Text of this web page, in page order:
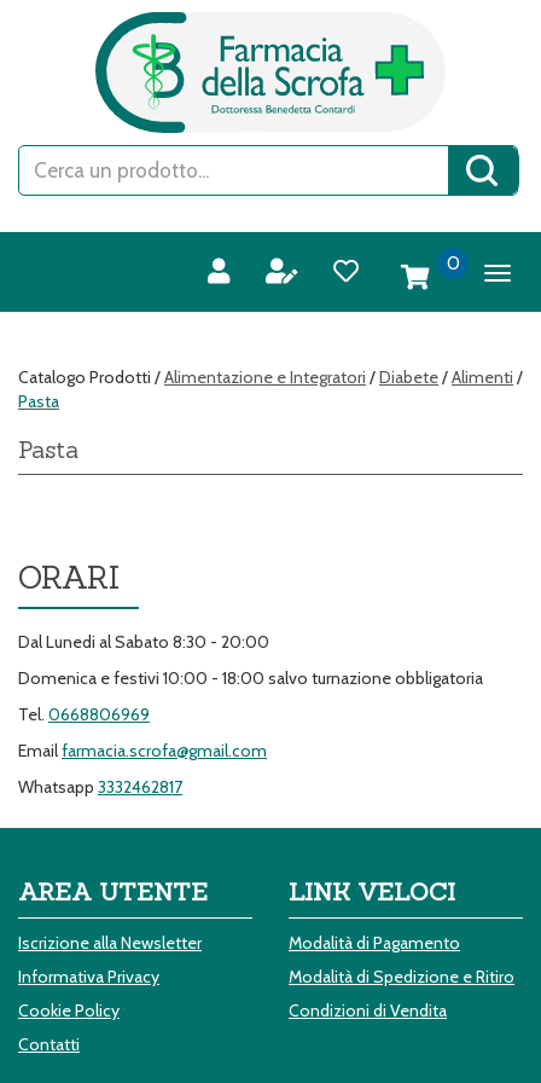
Cerca
Prodotto
0prodotti
inseriti
Catalogo Prodotti /Alimentazione e Integratori /Diabete/Alimenti /
Pasta
Pasta
ORARI
Dal Lunedi al Sabato 8:30 - 20:00
Domenica e festivi 10:00 - 18:00 salvo turnazione obbligatoria
Tel. 0668806969
Emailfarmacia.scrofa@gmail.com
Whatsapp 3332462817
AREA UTENTE
Iscrizione alla Newsletter
Informativa Privacy
Cookie Policy
Contatti
LINK VELOCI
Modalità di Pagamento
Modalità di Spedizione e Ritiro
Condizioni di Vendita